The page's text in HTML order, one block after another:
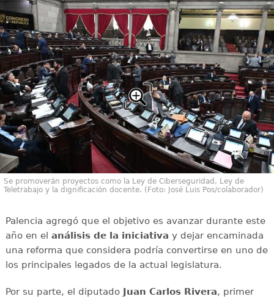
Se promoverán proyectos como la Ley de Ciberseguridad, Ley de
Teletrabajo y la dignificación docente. (Foto: José Luis Pos/colaborador)
Palencia agregó que el objetivo es avanzar durante este
año en el análisis de la iniciativa y dejar encaminada
una reforma que considera podría convertirse en uno de
los principales legados de la actual legislatura.
Por su parte, el diputado Juan Carlos Rivera, primer